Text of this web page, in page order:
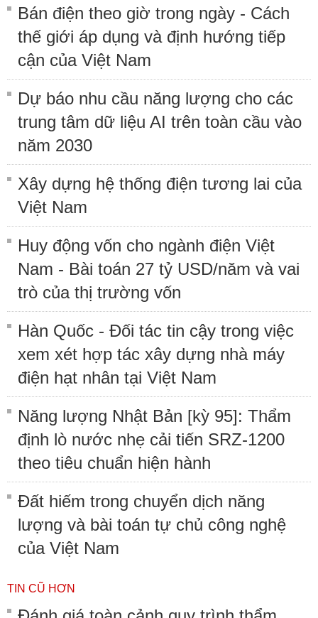
Bán điện theo giờ trong ngày - Cách
thế giới áp dụng và định hướng tiếp
cận của Việt Nam
Dự báo nhu cầu năng lượng cho các
trung tâm dữ liệu AI trên toàn cầu vào
năm 2030
Xây dựng hệ thống điện tương lai của
Việt Nam
Huy động vốn cho ngành điện Việt
Nam - Bài toán 27 tỷ USD/năm và vai
trò của thị trường vốn
Hàn Quốc - Đối tác tin cậy trong việc
xem xét hợp tác xây dựng nhà máy
điện hạt nhân tại Việt Nam
Năng lượng Nhật Bản [kỳ 95]: Thẩm
định lò nước nhẹ cải tiến SRZ-1200
theo tiêu chuẩn hiện hành
Đất hiếm trong chuyển dịch năng
lượng và bài toán tự chủ công nghệ
của Việt Nam
TIN CŨ HƠN